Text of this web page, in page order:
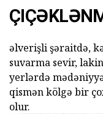
əlverişli şəraitdə,
suvarma sevir,
yerlərdə
qismən kölgə bir
olur.